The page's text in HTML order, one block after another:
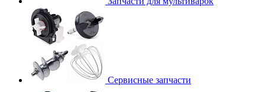
Сервисные запчасти